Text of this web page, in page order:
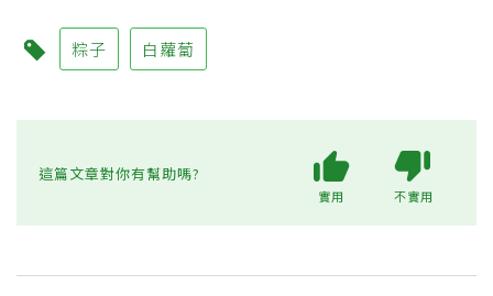
粽子 白蘿蔔
這篇文章對你有幫助嗎?
實用 不實用